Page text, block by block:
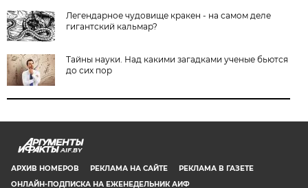
Легендарное чудовище кракен - на самом деле
гигантский кальмар?
Тайны науки. Над какими загадками ученые бьются
до сих пор
AIF.BY
АРХИВ НОМЕРОВ РЕКЛАМА НА САЙТЕ
РЕКЛАМА В ГАЗЕТЕ
ОНЛАЙН-ПОДПИСКА НА ЕЖЕНЕДЕЛЬНИК АИФ